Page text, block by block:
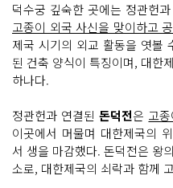
덕수궁 깊숙한 곳에는 정관헌
고종이 외국 사신을 맞이하고
제국 시기의 외교 활동을 엿볼
된 건축 양식이 특징이며, 대한
하나다.
정관헌과 연결된돈덕전은 고
이곳에서 머물며 대한제국의
서 생을 마감했다. 돈덕전은 왕
소로, 대한제국의 쇠락과 함께